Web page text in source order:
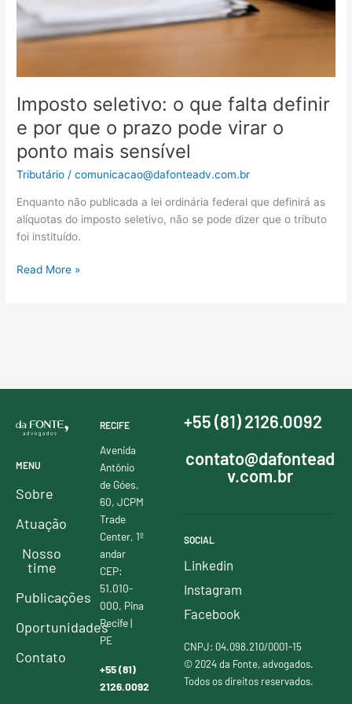
Imposto seletivo: o que falta definir
e por que o prazo pode virar o
ponto mais sensível
Tributário /comunicacao@dafonteadv.com.br
Enquanto não publicada a lei ordinária federal que definirá as
alíquotas do imposto seletivo, não se pode dizer que o tributo
foi instituído.
que
prazo
virar
o
ponto
mais
sensível
Read More »
MENU
Sobre
Atuação
Nosso
time
Publicações
Oportunidades
Contato
RECIFE
Avenida
Antônio
de Góes,
60, JCPM
Trade
Center, 1º
andar
CEP:
51.010-
000, Pina
Recife |
PE
+55 (81)
2126.0092
+55 (81) 2126.0092
contato@dafontead
v.com.br
SOCIAL
Linkedin
Instagram
Facebook
CNPJ: 04.098.210/0001-15
© 2024 da Fonte, advogados.
Todos os direitos reservados.